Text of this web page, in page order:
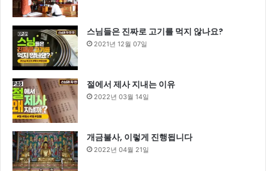
스님들은 진짜로 고기를 먹지 않나요?
2021년 12월 07일
절에서 제사 지내는 이유
2022년 03월 14일
개금불사, 이렇게 진행됩니다
2022년 04월 21일